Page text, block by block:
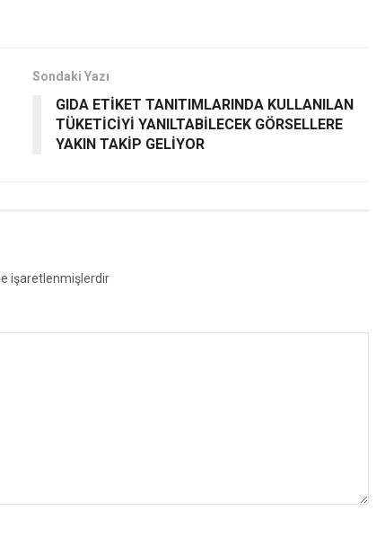
Sondaki Yazı
GIDA ETİKET TANITIMLARINDA KULLANILAN
TÜKETİCİYİ YANILTABİLECEK GÖRSELLERE
YAKIN TAKİP GELİYOR
işaretlenmişlerdir